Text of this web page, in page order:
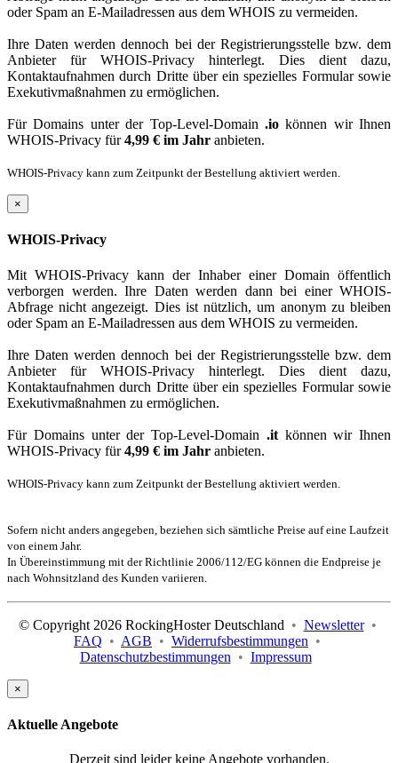
oder Spam an E-Mailadressen aus dem WHOIS zu vermeiden.
Ihre Daten werden dennoch bei der Registrierungsstelle bzw. dem
Anbieter für WHOIS-Privacy hinterlegt. Dies dient dazu,
Kontaktaufnahmen durch Dritte über ein spezielles Formular sowie
Exekutivmaßnahmen zu ermöglichen.
Für Domains unter der Top-Level-Domain .iokönnen wir Ihnen
WHOIS-Privacy für4,99 € im Jahr anbieten.
WHOIS-Privacy kann zum Zeitpunkt der Bestellung aktiviert werden.
×
WHOIS-Privacy
Mit WHOIS-Privacy kann der Inhaber einer Domain öffentlich
verborgen werden. Ihre Daten werden dann bei einer WHOIS-
Abfrage nicht angezeigt. Dies ist nützlich, um anonym zu bleiben
oder Spam an E-Mailadressen aus dem WHOIS zu vermeiden.
Ihre Daten werden dennoch bei der Registrierungsstelle bzw. dem
Anbieter für WHOIS-Privacy hinterlegt. Dies dient dazu,
Kontaktaufnahmen durch Dritte über ein spezielles Formular sowie
Exekutivmaßnahmen zu ermöglichen.
Für Domains unter der Top-Level-Domain .itkönnen wir Ihnen
WHOIS-Privacy für4,99 € im Jahr anbieten.
WHOIS-Privacy kann zum Zeitpunkt der Bestellung aktiviert werden.
Sofern nicht anders angegeben, beziehen sich sämtliche Preise auf eine Laufzeit
von einem Jahr.
In Übereinstimmung mit der Richtlinie 2006/112/EG können die Endpreise je
nach Wohnsitzland des Kunden variieren.
© Copyright 2026 RockingHoster Deutschland • Newsletter •
FAQ • AGB • Widerrufsbestimmungen •
Datenschutzbestimmungen • Impressum
×
Aktuelle Angebote
Derzeit sind leider keine Angebote vorhanden.